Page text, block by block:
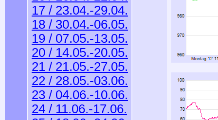
17 / 23.04.-29.04.
18 / 30.04.-06.05.
19 / 07.05.-13.05.
20 / 14.05.-20.05.
21 / 21.05.-27.05.
22 / 28.05.-03.06.
23 / 04.06.-10.06.
24 / 11.06.-17.06.